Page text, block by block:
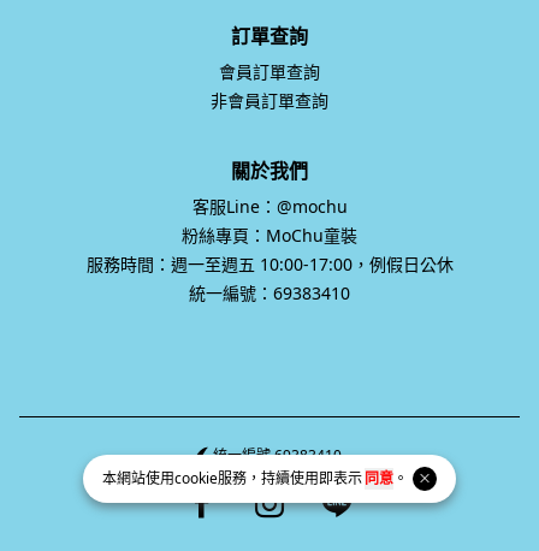
本網站使用cookie服務，持續使用即表示同意 。
非會員訂單查詢
關於我們
粉絲專頁：MoChu童裝
服務時間：週一至週五 10:00-17:00，例假日公休
統一編號：69383410